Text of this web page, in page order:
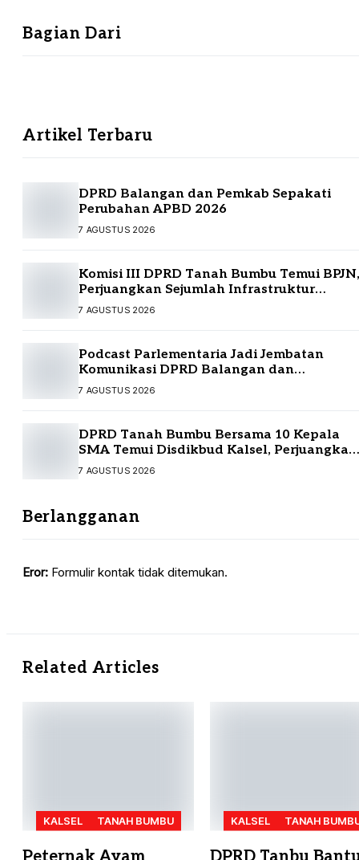
Bagian Dari
Artikel Terbaru
DPRD Balangan dan Pemkab Sepakati
Perubahan APBD 2026
7 AGUSTUS 2026
Komisi III DPRD Tanah Bumbu Temui BPJN,
Perjuangkan Sejumlah Infrastruktur
Strategis
7 AGUSTUS 2026
Podcast Parlementaria Jadi Jembatan
Komunikasi DPRD Balangan dan
Masyarakat
7 AGUSTUS 2026
DPRD Tanah Bumbu Bersama 10 Kepala
SMA Temui Disdikbud Kalsel, Perjuangkan
Kebutuhan Guru dan Sarpras Sekolah
7 AGUSTUS 2026
Berlangganan
Eror: Formulir kontak tidak ditemukan.
Related Articles
KALSEL TANAH BUMBU KALSEL TANAH